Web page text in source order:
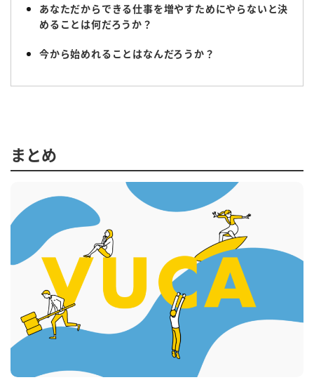
あなただからできる仕事を増やすためにやらないと決
めることは何だろうか？
今から始めれることはなんだろうか？
まとめ